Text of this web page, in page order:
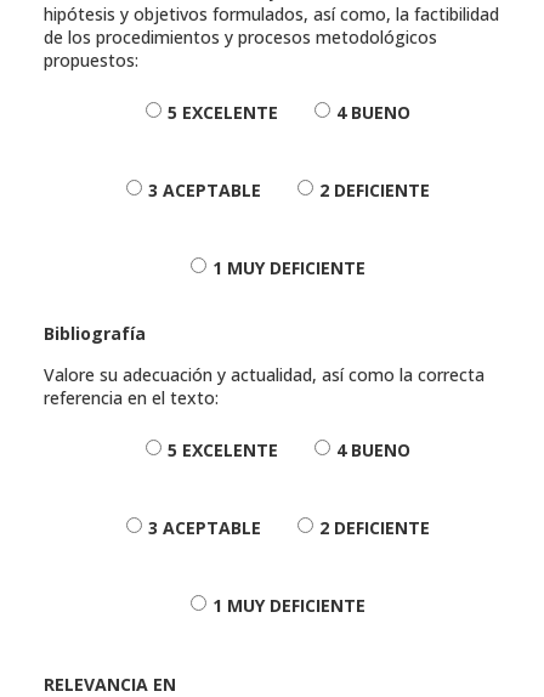
hipótesis y objetivos formulados, así como, la factibilidad
de los procedimientos y procesos metodológicos
propuestos:
5 EXCELENTE 4 BUENO
3 ACEPTABLE 2 DEFICIENTE
1 MUY DEFICIENTE
Bibliografía
Valore su adecuación y actualidad, así como la correcta
referencia en el texto:
5 EXCELENTE 4 BUENO
3 ACEPTABLE 2 DEFICIENTE
1 MUY DEFICIENTE
RELEVANCIA EN